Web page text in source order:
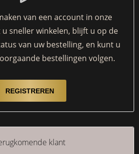
van een account in onze
sneller winkelen, blijft u op de
van uw bestelling, en kunt u
bestellingen volgen.
klant